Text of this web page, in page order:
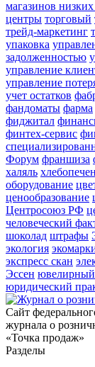
магазинов
центры торговый
трейд-маркетинг
упаковка
задолженностью
управление
управление
учет остатков
фандоматы фарма
фиджитал
финтех-сервис
Форум франшиза
халяль
оборудование
ценообразование
Центросоюз РФ
человеческий
шоколад штрафы
экология
экспресс скан
Эссен
юридический
Сайт
журнала о
«Точка продаж»
Разделы